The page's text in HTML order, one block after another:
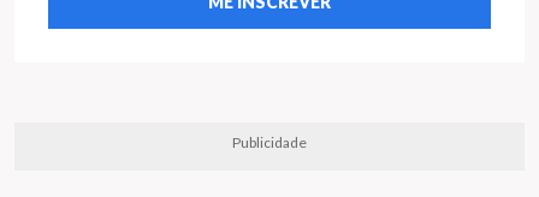
Publicidade